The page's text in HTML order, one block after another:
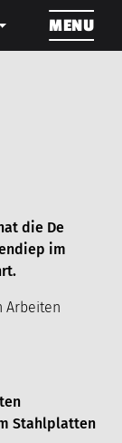
MENU
die De
im
Arbeiten
Stahlplatten